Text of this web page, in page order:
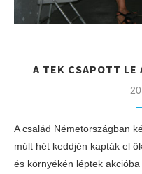
A TEK CSAPOTT LE
A család Németországban
múlt hét keddjén kapták el
és környékén léptek